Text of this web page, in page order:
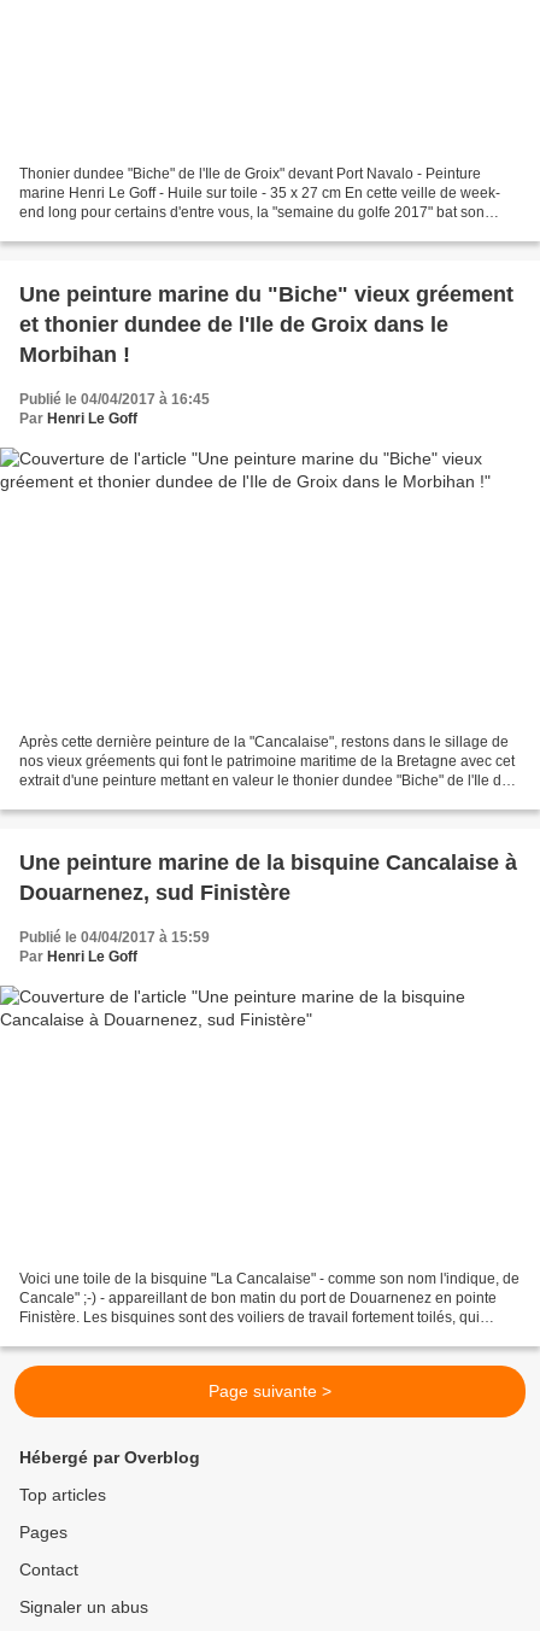
Thonier dundee "Biche" de l'Ile de Groix" devant Port Navalo - Peinture
marine Henri Le Goff - Huile sur toile - 35 x 27 cm En cette veille de week-
end long pour certains d'entre vous, la "semaine du golfe 2017" bat son
Une peinture marine du "Biche" vieux gréement
et thonier dundee de l'Ile de Groix dans le
Morbihan !
Publié le 04/04/2017 à 16:45
Par Henri Le Goff
Après cette dernière peinture de la "Cancalaise", restons dans le sillage de
nos vieux gréements qui font le patrimoine maritime de la Bretagne avec cet
extrait d'une peinture mettant en valeur le thonier dundee "Biche" de l'Ile de
Une peinture marine de la bisquine Cancalaise à
Douarnenez, sud Finistère
Publié le 04/04/2017 à 15:59
Par Henri Le Goff
Voici une toile de la bisquine "La Cancalaise" - comme son nom l'indique, de
Cancale" ;-) - appareillant de bon matin du port de Douarnenez en pointe
Finistère. Les bisquines sont des voiliers de travail fortement toilés, qui
Page suivante >
Hébergé par Overblog
Top articles
Pages
Contact
Signaler un abus